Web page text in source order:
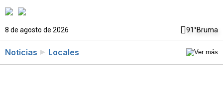
8 de agosto de 2026 91°Bruma
Noticias Locales